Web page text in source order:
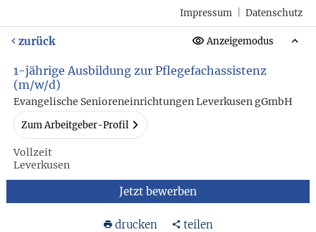
Impressum Datenschutz
zurück Anzeigemodus
1-jährige Ausbildung zur Pflegefachassistenz
(m/w/d)
Evangelische Senioreneinrichtungen Leverkusen gGmbH
Zum Arbeitgeber-Profil
Vollzeit
Leverkusen
Jetzt bewerben
drucken teilen